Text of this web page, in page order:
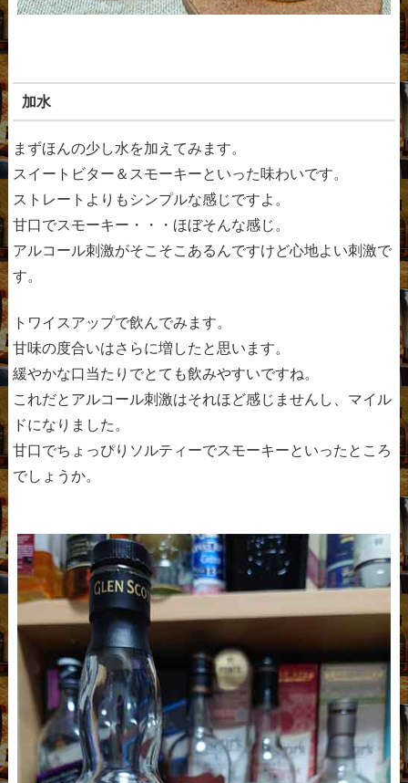
加水
まずほんの少し水を加えてみます。
スイートビター＆スモーキーといった味わいです。
ストレートよりもシンプルな感じですよ。
甘口でスモーキー・・・ほぼそんな感じ。
アルコール刺激がそこそこあるんですけど心地よい刺激で
す。
トワイスアップで飲んでみます。
甘味の度合いはさらに増したと思います。
緩やかな口当たりでとても飲みやすいですね。
これだとアルコール刺激はそれほど感じませんし、マイル
ドになりました。
甘口でちょっぴりソルティーでスモーキーといったところ
でしょうか。